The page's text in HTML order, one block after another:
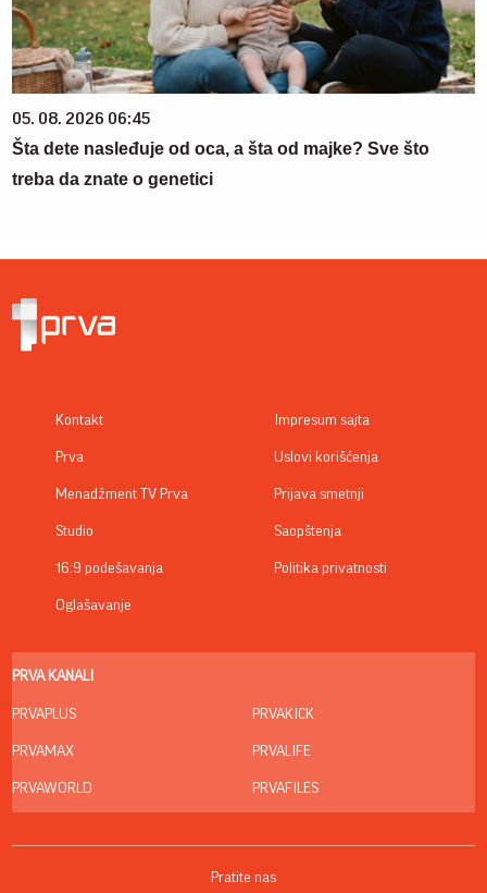
05. 08. 2026 06:45
Šta dete nasleđuje od oca, a šta od majke? Sve što
treba da znate o genetici
Kontakt
Prva
Menadžment TV Prva
Studio
16:9 podešavanja
Oglašavanje
Impresum sajta
Uslovi korišćenja
Prijava smetnji
Saopštenja
Politika privatnosti
PRVA KANALI
PRVAPLUS
PRVAMAX
PRVAWORLD
PRVAKICK
PRVALIFE
PRVAFILES
Pratite nas